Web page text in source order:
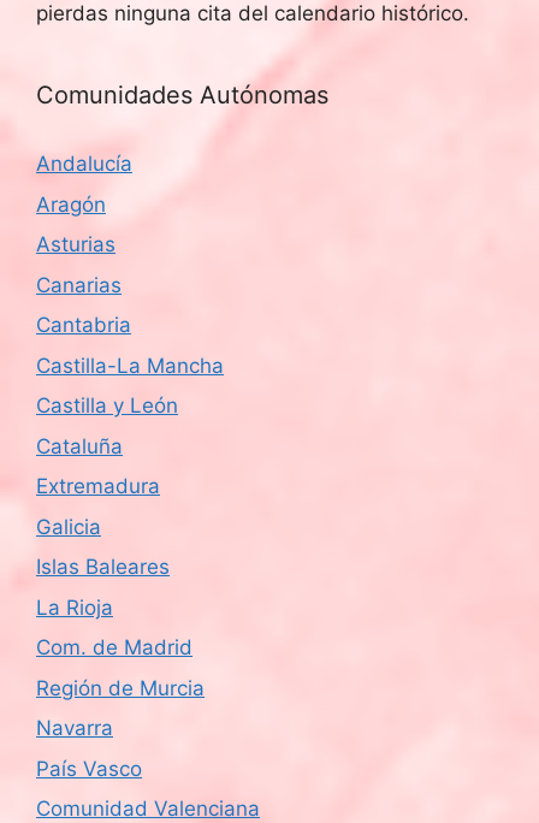
pierdas ninguna cita del calendario histórico.
Comunidades Autónomas
Andalucía
Aragón
Asturias
Canarias
Cantabria
Castilla-La Mancha
Castilla y León
Cataluña
Extremadura
Galicia
Islas Baleares
La Rioja
Com. de Madrid
Región de Murcia
Navarra
País Vasco
Comunidad Valenciana